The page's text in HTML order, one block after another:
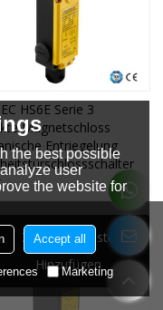
Zur Wunschliste
Hinzufügen
HS6E Serie 3
Magnetschloss
Entriegelung
the best possible
user
the website for
Accept all
Marketing